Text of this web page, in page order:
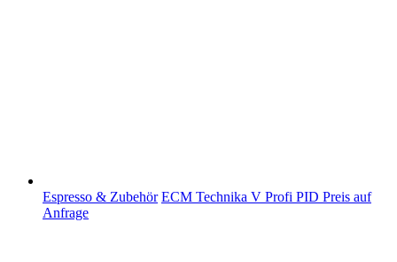
Espresso & Zubehör ECM Technika V Profi PID Preis auf
Anfrage